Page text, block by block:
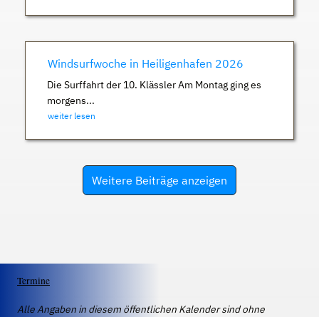
Windsurfwoche in Heiligenhafen 2026
Die Surffahrt der 10. Klässler Am Montag ging es
morgens...
weiter lesen
Weitere Beiträge anzeigen
Termine
Alle Angaben in diesem öffentlichen Kalender sind ohne